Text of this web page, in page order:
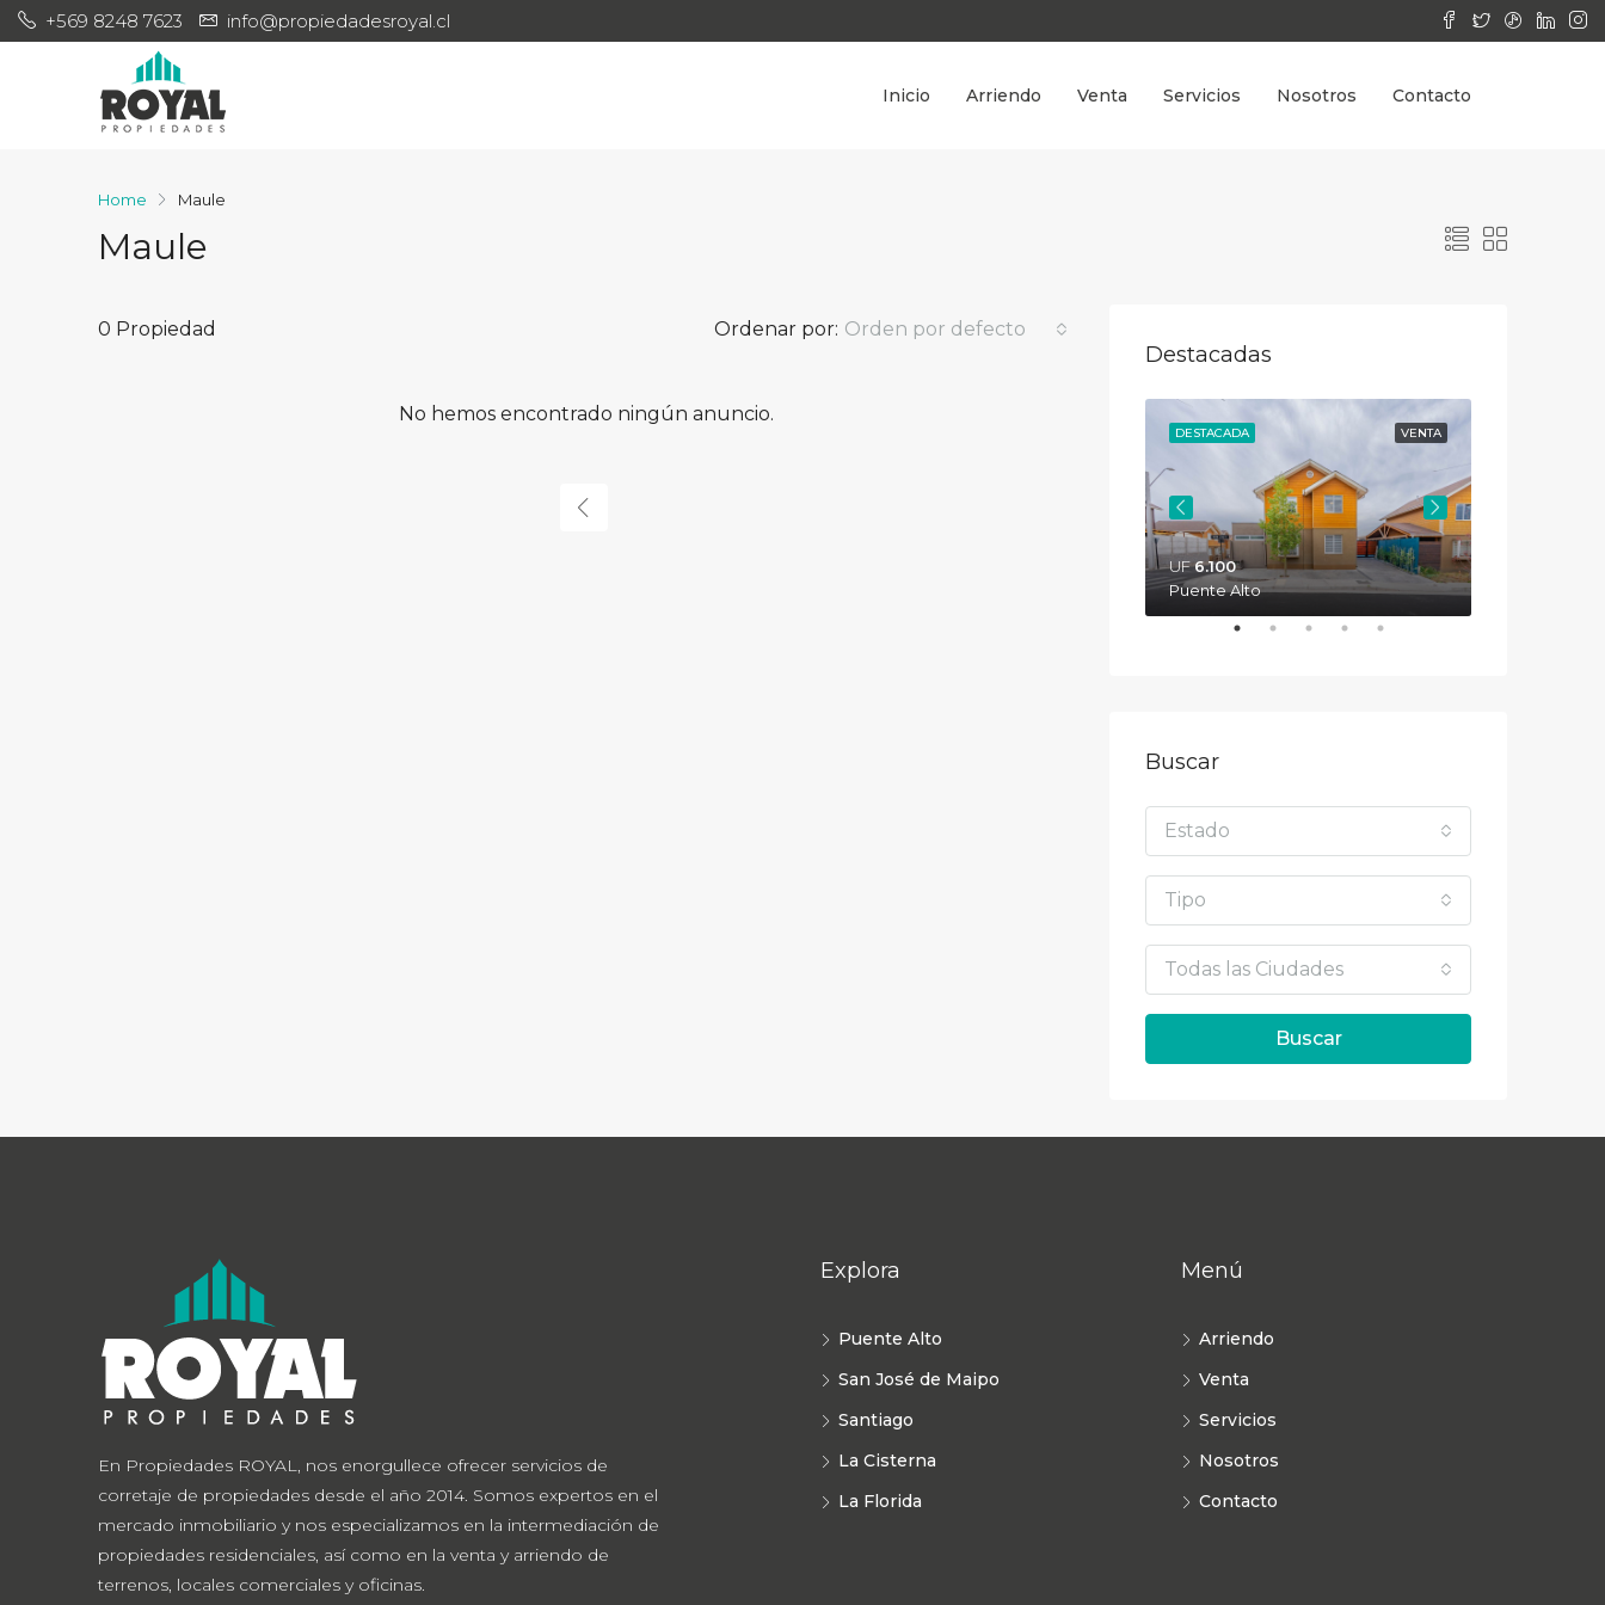
+569 8248 7623 info@propiedadesroyal.cl
Inicio Arriendo Venta Servicios Nosotros Contacto
Home Maule
Maule
0 Propiedad Ordenar por: Orden por defecto
No hemos encontrado ningún anuncio.
Destacadas
VENTA
DESTACADA
UF6.100‎
Puente Alto
Buscar
Estado
Tipo
Todas las Ciudades
Buscar
En Propiedades ROYAL, nos enorgullece ofrecer servicios de
corretaje de propiedades desde el año 2014. Somos expertos en el
mercado inmobiliario y nos especializamos en la intermediación de
propiedades residenciales, así como en la venta y arriendo de
terrenos, locales comerciales y oficinas.
Explora
Puente Alto
San José de Maipo
Santiago
La Cisterna
La Florida
Menú
Arriendo
Venta
Servicios
Nosotros
Contacto